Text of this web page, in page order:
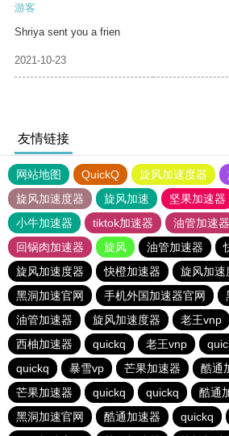
游客
Shriya sent you a frien
2021-10-23
友情链接
网站地图 QuickQ 旋风加速度器
旋风加速度器
旋风加速 坚果加速器
小牛加速器
tiktok加速器 油管加速器
回锅肉加速器
旋风 油管加速器
旋风加速度器
快橙加速器 旋风加速
黑洞加速官网
手机外国加速器官网
油管加速器
旋风加速度器 老王vnp
西柚加速器
quickq 老王vnp
quickq
暴雪vp 芒果加速器 酷通
芒果加速器
quickq quickq
酷通
黑洞加速官网
酷通加速器 quickq